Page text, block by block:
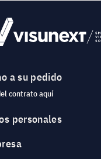
a su pedido
contrato aquí
personales